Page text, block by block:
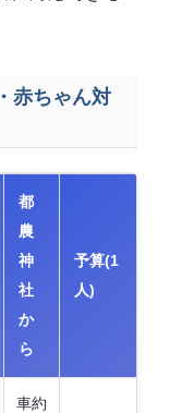
赤ちゃん対
都
農
神
社
か
ら
予算(1
人)
車約